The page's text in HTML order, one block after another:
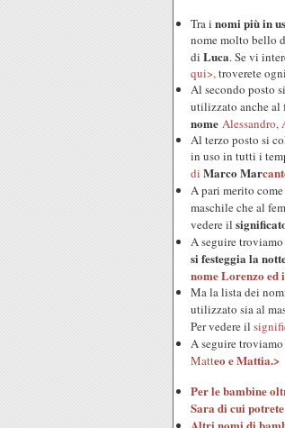
Tra i nomi più in
nome molto bello
di Luca. Se vi
qui>,troverete
Al secondo posto
utilizzato anche al
nome Alessandro,
Al terzo posto si
in uso in tutti i
di Marco Mar
A pari merito
maschile che al
vedere il
A seguire
si festeggia la
nome Lorenzo ed
Ma la lista dei
utilizzato sia al
Per vedere il
A seguire troviamo
Matteo e Mattia.>
Per lebambine
Sara di cui